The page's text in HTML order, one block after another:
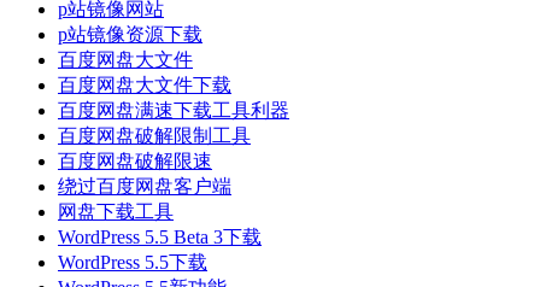
p站镜像网站
p站镜像资源下载
百度网盘大文件
百度网盘大文件下载
百度网盘满速下载工具利器
百度网盘破解限制工具
百度网盘破解限速
绕过百度网盘客户端
网盘下载工具
WordPress 5.5 Beta 3下载
WordPress 5.5下载